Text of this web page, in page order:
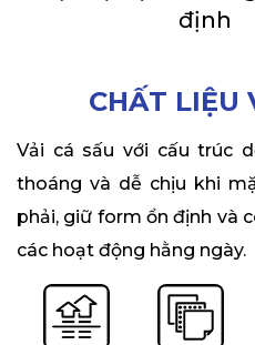
định
CHẤT LIỆU
Vải cá sấu với cấu trúc
thoáng và dễ chịu khi
phải, giữ form ổn định và
các hoạt động hằng ngày.